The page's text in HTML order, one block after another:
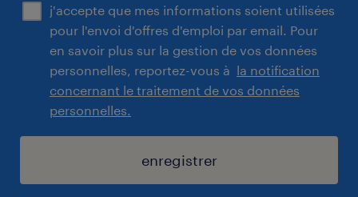
j'accepte que mes informations soient utilisées
pour l'envoi d'offres d'emploi par email. Pour
en savoir plus sur la gestion de vos données
personnelles, reportez-vous à la notification
concernant le traitement de vos données
personnelles.
enregistrer